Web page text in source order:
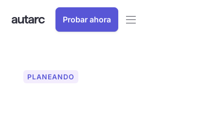
Probar ahora
PLANEANDO